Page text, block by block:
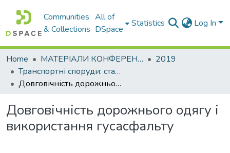
Communities
& Collections
All of
DSpace
Statistics Log In
Home МАТЕРІАЛИ КОНФЕРЕНЦІЙ
2019
Транспортні споруди: стан, проблеми збереження, ремонт
Довговічність дорожнього одягу і використання гусасфальту
Довговічність дорожнього одягу і
використання гусасфальту